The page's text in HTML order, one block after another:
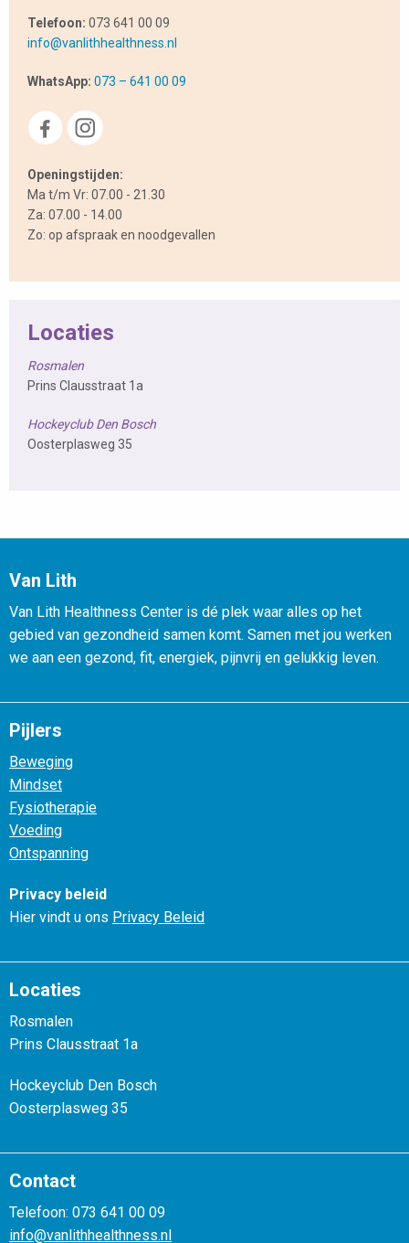
Telefoon: 073 641 00 09
info@vanlithhealthness.nl
WhatsApp: 073 – 641 00 09
Openingstijden:
Ma t/m Vr: 07.00 - 21.30
Za: 07.00 - 14.00
Zo: op afspraak en noodgevallen
Locaties
Rosmalen
Prins Clausstraat 1a
Hockeyclub Den Bosch
Oosterplasweg 35
Van Lith
Van Lith Healthness Center is dé plek waar alles op het
gebied van gezondheid samen komt. Samen met jou werken
we aan een gezond, fit, energiek, pijnvrij en gelukkig leven.
Pijlers
Beweging
Mindset
Fysiotherapie
Voeding
Ontspanning
Privacy beleid
Hier vindt u ons Privacy Beleid
Locaties
Rosmalen
Prins Clausstraat 1a
Hockeyclub Den Bosch
Oosterplasweg 35
Contact
Telefoon: 073 641 00 09
info@vanlithhealthness.nl